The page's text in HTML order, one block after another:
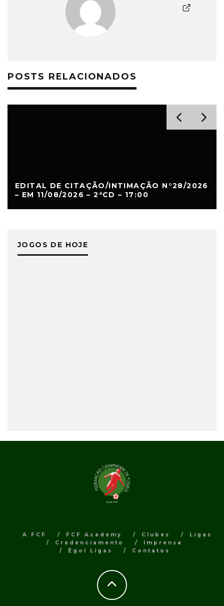
POSTS RELACIONADOS
EDITAL DE CITAÇÃO/INTIMAÇÃO N°28/2026
– EM 11/08/2026 – 2ªCD – 17:00
JOGOS DE HOJE
A FCF FCF Academy Clubes
Ligas
Credenciamento
Imprensa
Égol Ligas
Contatos